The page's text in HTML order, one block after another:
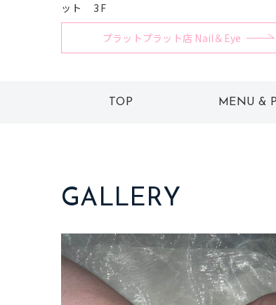
ット 3F
プラットプラット店 Nail＆Eye
TOP MENU &
GALLERY